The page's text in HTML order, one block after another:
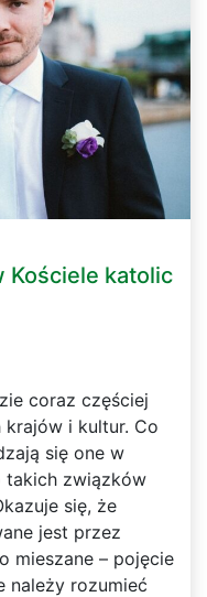
Kościele katolic
coraz częściej
krajów i kultur. Co
się one w
takich związków
się, że
jest przez
mieszane – pojęcie
należy rozumieć